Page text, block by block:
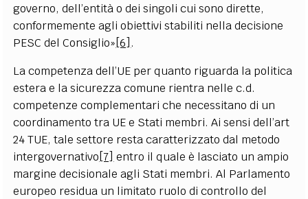
governo, dell’entità o dei singoli cui sono dirette,
conformemente agli obiettivi stabiliti nella decisione
PESC del Consiglio»[6] .
La competenza dell’UE per quanto riguarda la politica
estera e la sicurezza comune rientra nelle c.d.
competenze complementari che necessitano di un
coordinamento tra UE e Stati membri. Ai sensi dell’art
24 TUE, tale settore resta caratterizzato dal metodo
intergovernativo[7] entro il quale è lasciato un ampio
margine decisionale agli Stati membri. Al Parlamento
europeo residua un limitato ruolo di controllo del